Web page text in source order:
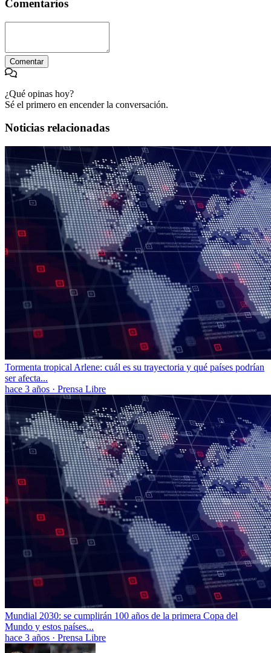
Comentarios
Comentar
¿Qué opinas hoy?
Sé el primero en encender la conversación.
Noticias relacionadas
Tormenta tropical Arlene: cuál es su trayectoria y qué países podrían
ser afecta...
hace 3 años · Prensa Libre
Mundial 2030: se cumplirán 100 años de la primera Copa del
Mundo y estos países...
hace 3 años · Prensa Libre